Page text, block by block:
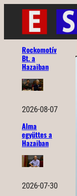
Ugrás
tartalomhoz
Rockomotív
Bt. a
Hazaiban
2026-08-07
Alma
együttes a
Hazaiban
2026-07-30